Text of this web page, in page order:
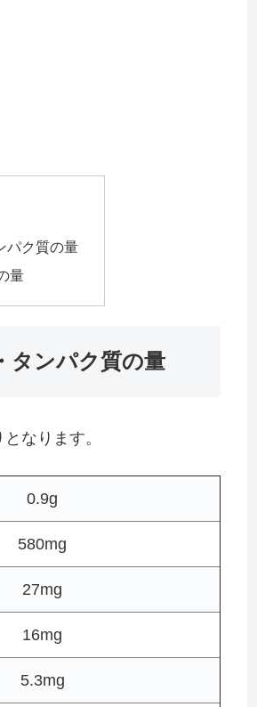
パク質の量
量
タンパク質の量
なります。
0.9g
580mg
27mg
16mg
5.3mg